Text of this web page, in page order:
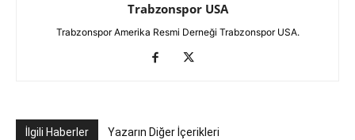
Trabzonspor USA
Trabzonspor Amerika Resmi Derneği Trabzonspor USA.
İlgili Haberler Yazarın Diğer İçerikleri